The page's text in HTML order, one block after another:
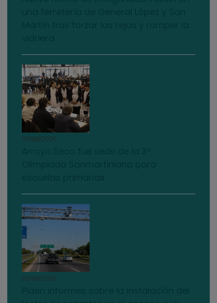
07/08/2026
05/08/2026